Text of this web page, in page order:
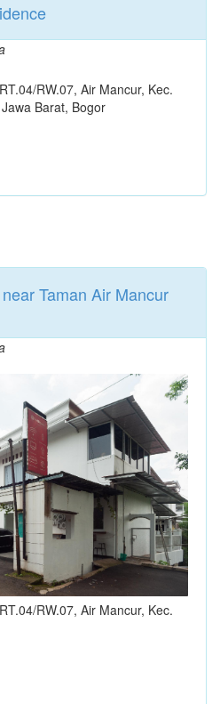
RW.07, Air Mancur, Kec.
Barat, Bogor
Taman Air Mancur
RW.07, Air Mancur, Kec.